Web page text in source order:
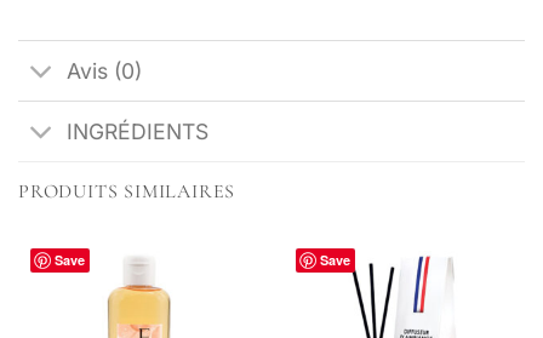
Avis (0)
INGRÉDIENTS
PRODUITS SIMILAIRES
Save Save